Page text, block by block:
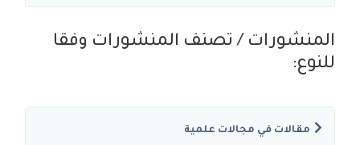
المنشورات / تصنف المنشورات وفقا
للنوع:
مقالات في مجالات علمية